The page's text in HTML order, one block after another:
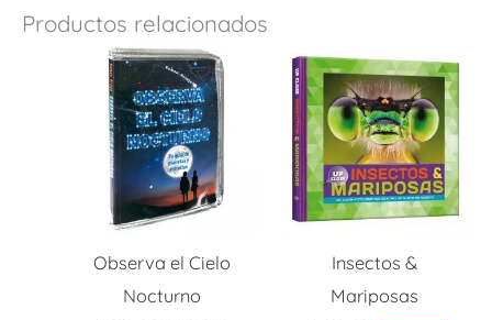
Productos relacionados
Observa el Cielo
Nocturno
Insectos &
Mariposas